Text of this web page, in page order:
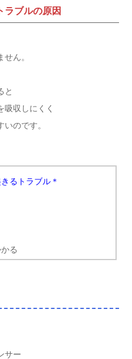
ラブルの原因
ん。
と
吸収しにくく
のです。
るトラブル＊
る
サー